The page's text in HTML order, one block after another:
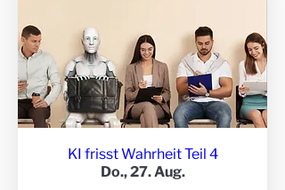
KI frisst Wahrheit Teil 4
Do., 27. Aug.